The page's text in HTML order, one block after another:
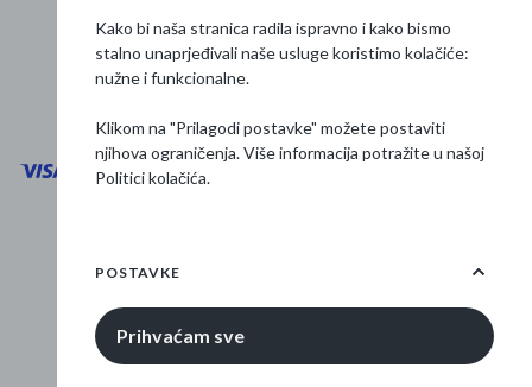
Prati nas
Osnovne informacije
© 2026 Žuti klik
Kako bi naša stranica radila ispravno i kako bismo
stalno unaprjeđivali naše usluge koristimo kolačiće:
nužne i funkcionalne.
Klikom na "Prilagodi postavke" možete postaviti
njihova ograničenja. Više informacija potražite u našoj
Politici kolačića.
POSTAVKE
Prihvaćam sve